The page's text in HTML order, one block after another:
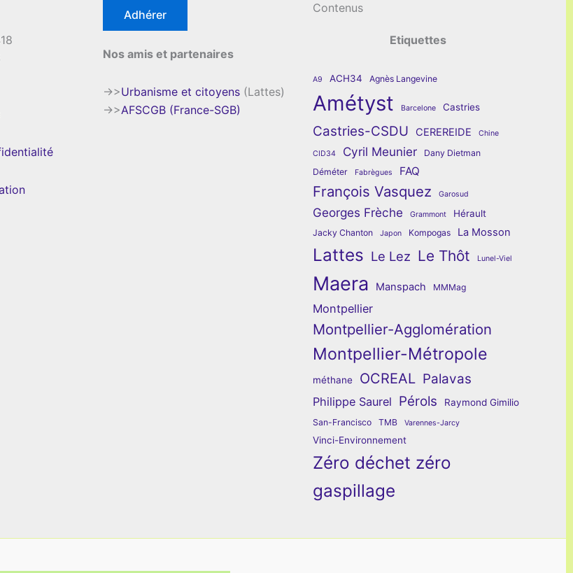
Adhérer
Nos amis et partenaires
->>Urbanisme et citoyens (Lattes)
->>AFSCGB (France-SGB)
Contenus
Etiquettes
A9 ACH34 Agnès Langevine
Amétyst Barcelone Castries
Castries-CSDU CEREREIDE Chine
CID34 Cyril Meunier
Dany Dietman
Déméter
Fabrègues FAQ
François Vasquez Garosud
Georges Frèche Grammont Hérault
Jacky Chanton Japon Kompogas La Mosson
Lattes Le Lez Le Thôt Lunel-Viel
Maera Manspach MMMag
Montpellier
Montpellier-Agglomération
Montpellier-Métropole
méthane OCREAL Palavas
Philippe Saurel Pérols Raymond Gimilio
San-Francisco TMB Varennes-Jarcy
Vinci-Environnement
Zéro déchet zéro
gaspillage